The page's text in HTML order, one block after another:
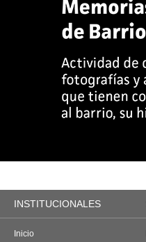
INSTITUCIONALES
Inicio